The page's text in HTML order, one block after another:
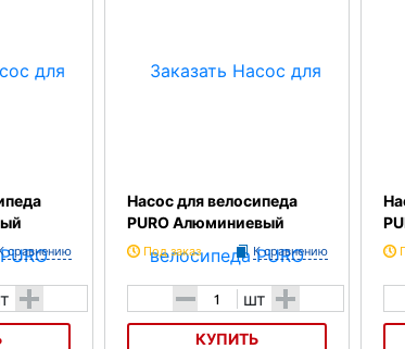
сравнению
+
Насос для велосипеда
PURO Алюминиевый
Под заказ К сравнению
- шт +
КУПИТЬ